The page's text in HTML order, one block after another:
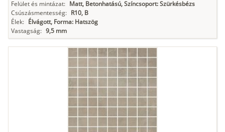
Felület és mintázat: Matt, Betonhatású, Színcsoport: Szürkésbézs
Csúszásmentesség: R10, B
Élek: Élvágott, Forma: Hatszög
Vastagság: 9,5 mm